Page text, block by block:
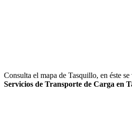
Consulta el mapa de Tasquillo, en éste
Servicios de Transporte de Carga en